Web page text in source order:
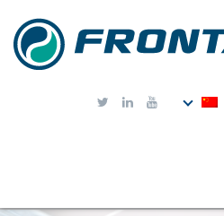
  